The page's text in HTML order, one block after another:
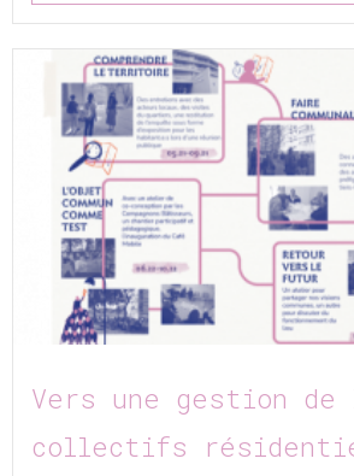
Vers une gestion de
collectifs